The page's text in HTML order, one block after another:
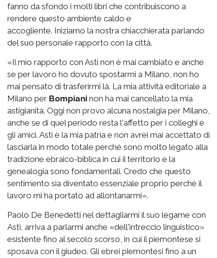
fanno da sfondo i molti libri che contribuiscono a
rendere questo ambiente caldo e
accogliente. Iniziamo la nostra chiacchierata parlando
del suo personale rapporto con la città.
«Il mio rapporto con Asti non è mai cambiato e anche
se per lavoro ho dovuto spostarmi a Milano, non ho
mai pensato di trasferirmi là. La mia attività editoriale a
Milano per Bompiani non ha mai cancellato la mia
astigianità. Oggi non provo alcuna nostalgia per Milano,
anche se di quel periodo resta l'affetto per i colleghi e
gli amici. Asti è la mia patria e non avrei mai accettato di
lasciarla in modo totale perché sono molto legato alla
tradizione ebraico-biblica in cui il territorio e la
genealogia sono fondamentali. Credo che questo
sentimento sia diventato essenziale proprio perché il
lavoro mi ha portato ad allontanarmi».
Paolo De Benedetti nel dettagliarmi il suo legame con
Asti, arriva a parlarmi anche «dell'intreccio linguistico»
esistente fino al secolo scorso, in cui il piemontese si
sposava con il giudeo. Gli ebrei piemontesi fino a un